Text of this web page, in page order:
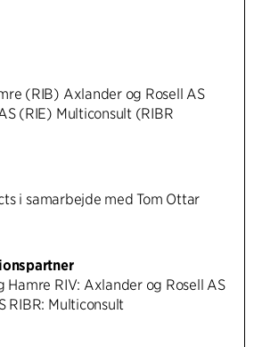
(RIB) Axlander og Rosell AS
(RIE) Multiconsult (RIBR
i samarbejde med Tom Ottar
og Rosell AS
RIBR: Multiconsult